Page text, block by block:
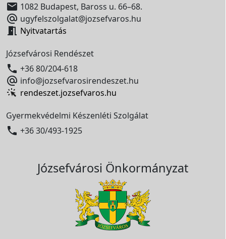
 1082 Budapest, Baross u. 66–68.
 ugyfelszolgalat@jozsefvaros.hu
 Nyitvatartás
Józsefvárosi Rendészet
 +36 80/204-618
 info@jozsefvarosirendeszet.hu
rendeszet.jozsefvaros.hu
Gyermekvédelmi Készenléti Szolgálat
 +36 30/493-1925
Józsefvárosi Önkormányzat